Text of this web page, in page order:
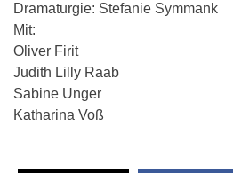
Dramaturgie: Stefanie Symmank
Mit:
Oliver Firit
Judith Lilly Raab
Sabine Unger
Katharina Voß